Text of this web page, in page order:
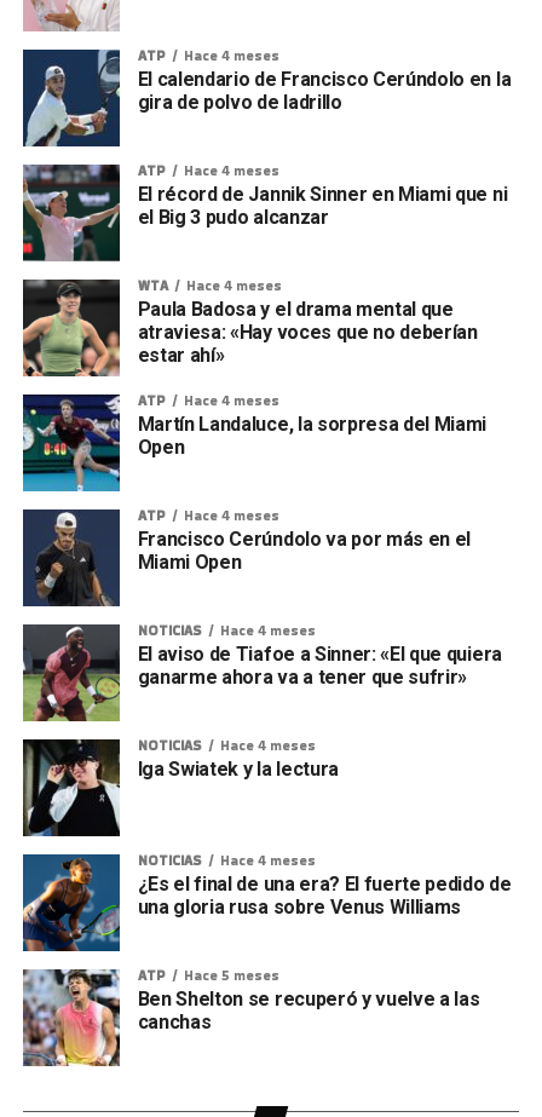
ATP Hace 4 meses
El calendario de Francisco Cerúndolo en la
gira de polvo de ladrillo
ATP Hace 4 meses
El récord de Jannik Sinner en Miami que ni
el Big 3 pudo alcanzar
WTA Hace 4 meses
Paula Badosa y el drama mental que
atraviesa: «Hay voces que no deberían
estar ahí»
ATP Hace 4 meses
Martín Landaluce, la sorpresa del Miami
Open
ATP Hace 4 meses
Francisco Cerúndolo va por más en el
Miami Open
NOTICIAS Hace 4 meses
El aviso de Tiafoe a Sinner: «El que quiera
ganarme ahora va a tener que sufrir»
NOTICIAS Hace 4 meses
Iga Swiatek y la lectura
NOTICIAS Hace 4 meses
¿Es el final de una era? El fuerte pedido de
una gloria rusa sobre Venus Williams
ATP Hace 5 meses
Ben Shelton se recuperó y vuelve a las
canchas